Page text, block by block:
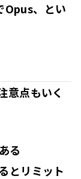
Opus、とい
意点もいく
る
とリミット